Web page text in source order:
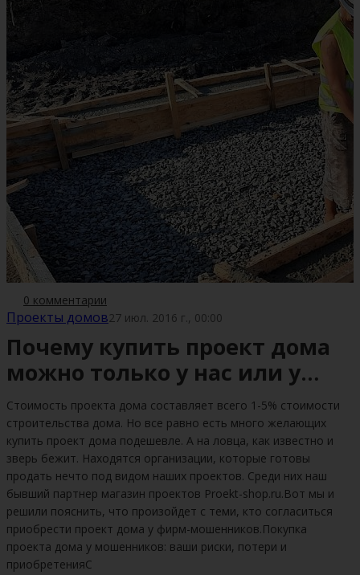
0 комментарии
Проекты домов27 июл. 2016 г., 00:00
Почему купить проект дома
можно только у нас или у
наших партнеров?
Стоимость проекта дома составляет всего 1-5% стоимости
строительства дома. Но все равно есть много желающих
купить проект дома подешевле. А на ловца, как известно и
зверь бежит. Находятся организации, которые готовы
продать нечто под видом наших проектов. Среди них наш
бывший партнер магазин проектов Proekt-shop.ru.Вот мы и
решили пояснить, что произойдет с теми, кто согласиться
приобрести проект дома у фирм-мошенников.Покупка
проекта дома у мошенников: ваши риски, потери и
приобретенияС